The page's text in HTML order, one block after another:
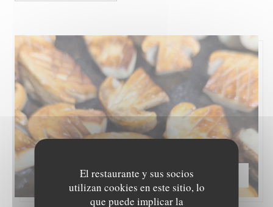
El restaurante y sus socios
utilizan cookies en este sitio, lo
que puede implicar la
PRECIO —